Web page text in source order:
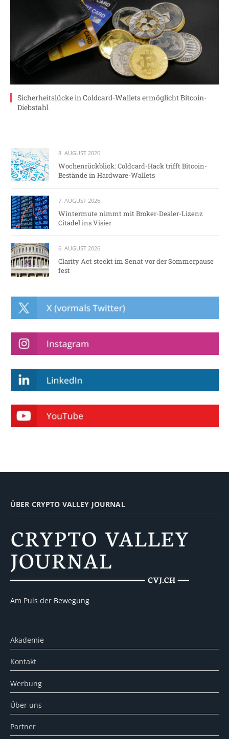
Sicherheitslücke in Coldcard-Wallets ermöglicht Bitcoin-
Diebstahl
8. AUGUST 2026
Wochenrückblick: Coldcard-Hack trifft Bitcoin-
Bestände in Hardware-Wallets
7. AUGUST 2026
Wintermute nimmt mit Broker-Dealer-Lizenz
Citadel ins Visier
6. AUGUST 2026
Clarity Act steckt im Senat vor der Sommerpause
fest
ÜBER CRYPTO VALLEY JOURNAL
Am Puls der Bewegung
Akademie
Kontakt
Werbung
Über uns
Partner